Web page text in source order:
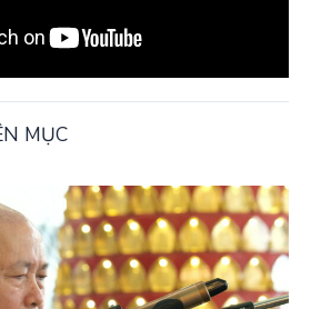
MỤC